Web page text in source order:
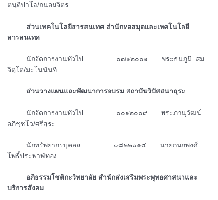
ตนฺติปาโล/ถนอมจิตร
ᅠᅠᅠส่วนเทคโนโลยีสารสนเทศ สำนักหอสมุดและเทคโนโลยี
สารสนเทศ
ᅠᅠᅠนักจัดการงานทั่วไป ๐๗๑๒๐๐๑ พระธนภูมิ สม
จิตฺโต/มะโนนันทิ
ᅠᅠᅠส่วนวางแผนและพัฒนาการอบรม สถาบันวิปัสสนาธุระ
ᅠᅠᅠนักจัดการงานทั่วไป ๐๐๑๒๐๐๙ พระภานุวัฒน์
อภิชฺชโว/ศรีสุระ
ᅠᅠᅠนักทรัพยากรบุคคล ๐๘๒๒๐๑๔ นายกนกพงศ์
โพธิ์ประพาฬทอง
ᅠᅠᅠอภิธรรมโชติกะวิทยาลัย สำนักส่งเสริมพระพุทธศาสนาและ
บริการสังคม